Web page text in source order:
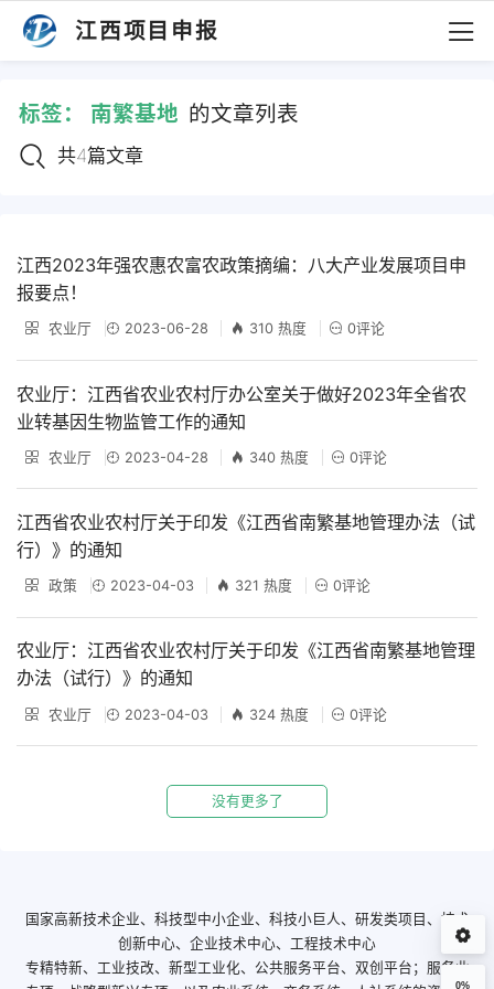
江西项目申报
标签： 南繁基地 的文章列表
共4篇文章
江西2023年强农惠农富农政策摘编：八大产业发展项目申
报要点！
农业厅 2023-06-28 310 热度 0评论
农业厅：江西省农业农村厅办公室关于做好2023年全省农
业转基因生物监管工作的通知
农业厅 2023-04-28 340 热度 0评论
江西省农业农村厅关于印发《江西省南繁基地管理办法（试
行）》的通知
政策 2023-04-03 321 热度 0评论
农业厅：江西省农业农村厅关于印发《江西省南繁基地管理
办法（试行）》的通知
农业厅 2023-04-03 324 热度 0评论
没有更多了
0%
国家高新技术企业、科技型中小企业、科技小巨人、研发类项目、技术
创新中心、企业技术中心、工程技术中心
专精特新、工业技改、新型工业化、公共服务平台、双创平台；服务业